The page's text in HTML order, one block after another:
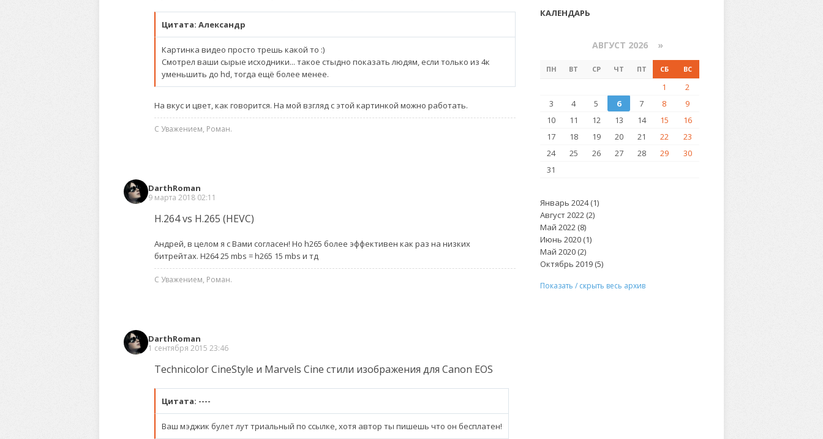
Цитата: Александр
Картинка видео просто трешь какой то :)
Смотрел ваши сырые исходники... такое стыдно показать людям, если только из 4к
уменьшить до hd, тогда ещё более менее.
На вкус и цвет, как говорится. На мой взгляд с этой картинкой можно работать.
С Уважением, Роман.
DarthRoman
9 марта 2018 02:11
H.264 vs H.265 (HEVC)
Андрей, в целом я с Вами согласен! Но h265 более эффективен как раз на низких
битрейтах. H264 25 mbs = h265 15 mbs и тд
С Уважением, Роман.
DarthRoman
1 сентября 2015 23:46
Technicolor CineStyle и Marvels Cine стили изображения для Canon EOS
Цитата: ----
Ваш мэджик булет лут триальный по ссылке, хотя автор ты пишешь что он бесплатен!
КАЛЕНДАРЬ
АВГУСТ 2026 »
ПН ВТ СР ЧТ ПТ СБ ВС
1
2
3
4 5 6 7 8
9
10
11 12 13 14 15
16
17
18 19 20 21 22
23
24
25 26 27 28 29
30
31
Январь 2024 (1)
Август 2022 (2)
Май 2022 (8)
Июнь 2020 (1)
Май 2020 (2)
Октябрь 2019 (5)
Показать / скрыть весь архив